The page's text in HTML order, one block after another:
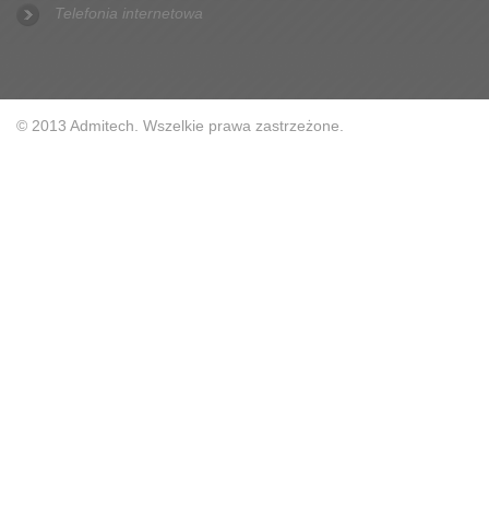
Telefonia internetowa
© 2013 Admitech. Wszelkie prawa zastrzeżone.